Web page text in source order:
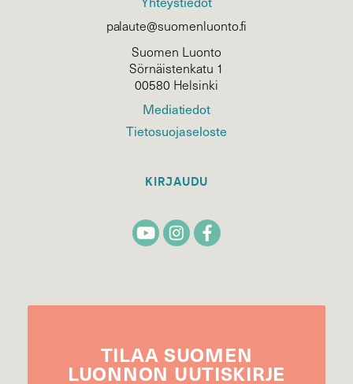
palaute@suomenluonto.fi
Suomen Luonto
Sörnäistenkatu 1
00580 Helsinki
Mediatiedot
Tietosuojaseloste
KIRJAUDU
TILAA SUOMEN
LUONNON UUTIS­KIRJE